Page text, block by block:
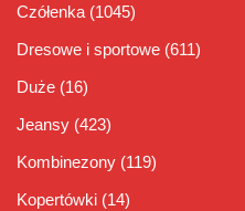
Czółenka (1045)
Dresowe i sportowe (611)
Duże (16)
Jeansy (423)
Kombinezony (119)
Kopertówki (14)